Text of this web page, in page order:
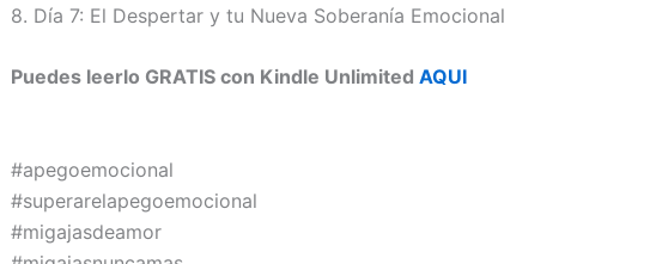
8. Día 7: El Despertar y tu Nueva Soberanía Emocional
Puedes leerlo GRATIS con Kindle Unlimited AQUI
#apegoemocional
#superarelapegoemocional
#migajasdeamor